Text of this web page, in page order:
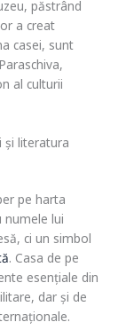
păstrând
a creat
casei, sunt
al culturii
și literatura
pe harta
numele lui
ci un simbol
. Casa de pe
esențiale din
dar și de